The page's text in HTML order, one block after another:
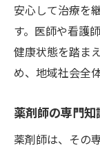
安心して治療を
す。医師や看護
健康状態を踏ま
め、地域社会全
薬剤師の専門
薬剤師は、その